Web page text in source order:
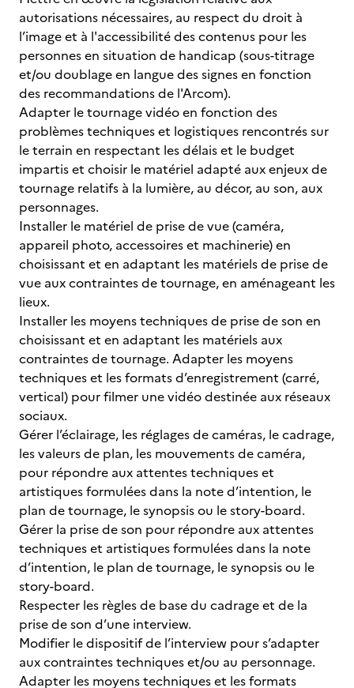
autorisations nécessaires, au respect du droit à
l’image et à l'accessibilité des contenus pour les
personnes en situation de handicap (sous-titrage
et/ou doublage en langue des signes en fonction
des recommandations de l'Arcom).
Adapter le tournage vidéo en fonction des
problèmes techniques et logistiques rencontrés sur
le terrain en respectant les délais et le budget
impartis et choisir le matériel adapté aux enjeux de
tournage relatifs à la lumière, au décor, au son, aux
personnages.
Installer le matériel de prise de vue (caméra,
appareil photo, accessoires et machinerie) en
choisissant et en adaptant les matériels de prise de
vue aux contraintes de tournage, en aménageant les
lieux.
Installer les moyens techniques de prise de son en
choisissant et en adaptant les matériels aux
contraintes de tournage. Adapter les moyens
techniques et les formats d’enregistrement (carré,
vertical) pour filmer une vidéo destinée aux réseaux
sociaux.
Gérer l’éclairage, les réglages de caméras, le cadrage,
les valeurs de plan, les mouvements de caméra,
pour répondre aux attentes techniques et
artistiques formulées dans la note d’intention, le
plan de tournage, le synopsis ou le story-board.
Gérer la prise de son pour répondre aux attentes
techniques et artistiques formulées dans la note
d’intention, le plan de tournage, le synopsis ou le
story-board.
Respecter les règles de base du cadrage et de la
prise de son d’une interview.
Modifier le dispositif de l’interview pour s’adapter
aux contraintes techniques et/ou au personnage.
Adapter les moyens techniques et les formats